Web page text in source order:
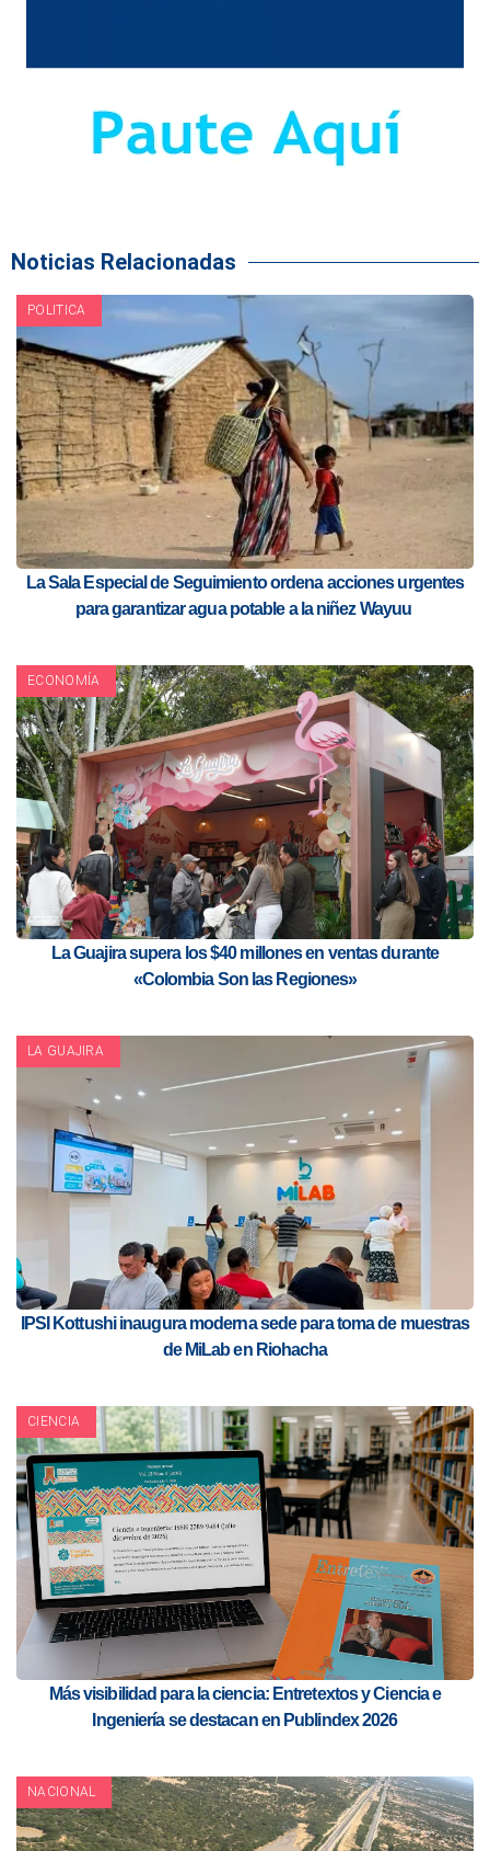
Noticias Relacionadas
POLITICA
La Sala Especial de Seguimiento ordena acciones urgentes
para garantizar agua potable a la niñez Wayuu
ECONOMÍA
La Guajira supera los $40 millones en ventas durante
«Colombia Son las Regiones»
LA GUAJIRA
IPSI Kottushi inaugura moderna sede para toma de muestras
de MiLab en Riohacha
CIENCIA
Más visibilidad para la ciencia: Entretextos y Ciencia e
Ingeniería se destacan en Publindex 2026
NACIONAL